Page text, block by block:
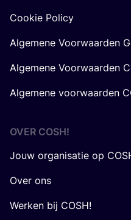
Cookie Policy
Algemene Voorwaarden
Algemene Voorwaarden
Algemene voorwaarden
OVER COSH!
Jouw organisatie op
Over ons
Werken bij COSH!